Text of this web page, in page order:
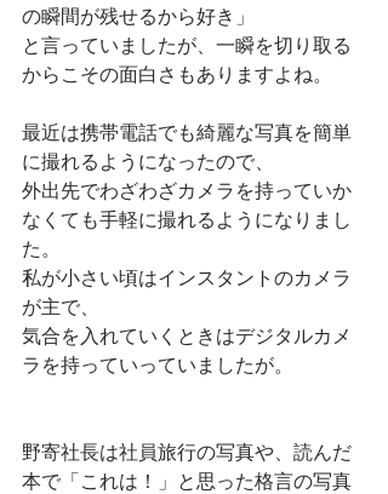
の瞬間が残せるから好き」
と言っていましたが、一瞬を切り取る
からこその面白さもありますよね。
最近は携帯電話でも綺麗な写真を簡単
に撮れるようになったので、
外出先でわざわざカメラを持っていか
なくても手軽に撮れるようになりまし
た。
私が小さい頃はインスタントのカメラ
が主で、
気合を入れていくときはデジタルカメ
ラを持っていっていましたが。
野寄社長は社員旅行の写真や、読んだ
本で「これは！」と思った格言の写真